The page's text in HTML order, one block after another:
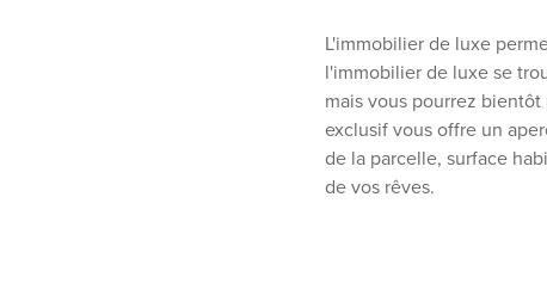
L'immobilier de luxe
l'immobilier de luxe se
mais vous pourrez
exclusif vous offre un
de la parcelle, surface
de vos rêves.